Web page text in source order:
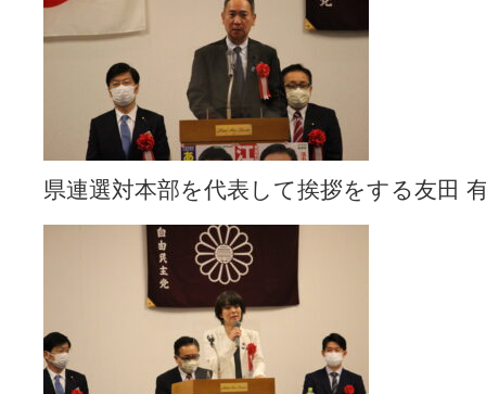
県連選対本部を代表して挨拶をする友田